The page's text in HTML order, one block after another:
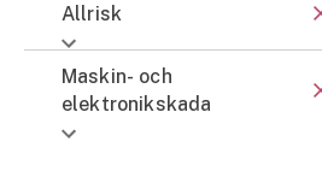
Allrisk
Maskin- och
elektronikskada